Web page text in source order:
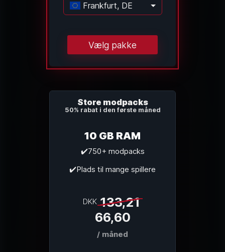
Frankfurt, DE
Indlæser...
Vælg pakke
Store modpacks
50% rabat i den første måned
10 GB RAM
✔️750+ modpacks
✔️Plads til mange spillere
DKK 133,21
66,60
/ måned